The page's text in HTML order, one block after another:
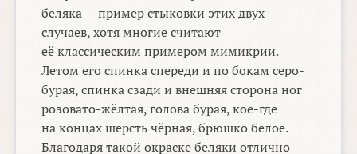
беляка — пример стыковки этих двух
случаев, хотя многие считают
её классическим примером мимикрии.
Летом его спинка спереди и по бокам серо-
бурая, спинка сзади и внешняя сторона ног
розовато-жёлтая, голова бурая, кое-где
на концах шерсть чёрная, брюшко белое.
Благодаря такой окраске беляки отлично